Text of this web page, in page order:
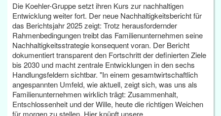
Die Koehler-Gruppe setzt ihren Kurs zur nachhaltigen
Entwicklung weiter fort. Der neue Nachhaltigkeitsbericht für
das Berichtsjahr 2025 zeigt: Trotz herausfordernder
Rahmenbedingungen treibt das Familienunternehmen seine
Nachhaltigkeitsstrategie konsequent voran. Der Bericht
dokumentiert transparent den Fortschritt der definierten Ziele
bis 2030 und macht zentrale Entwicklungen in den sechs
Handlungsfeldern sichtbar. "In einem gesamtwirtschaftlich
angespannten Umfeld, wie aktuell, zeigt sich, was uns als
Familienunternehmen wirklich trägt: Zusammenhalt,
Entschlossenheit und der Wille, heute die richtigen Weichen
für morgen zu stellen. Hier knüpft unsere